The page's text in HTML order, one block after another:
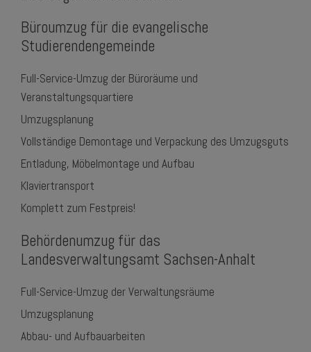
Büroumzug für die evangelische
Studierendengemeinde
Full-Service-Umzug der Büroräume und
Veranstaltungsquartiere
Umzugsplanung
Vollständige Demontage und Verpackung des Umzugsguts
Entladung, Möbelmontage und Aufbau
Klaviertransport
Komplett zum Festpreis!
Behördenumzug für das
Landesverwaltungsamt Sachsen-Anhalt
Full-Service-Umzug der Verwaltungsräume
Umzugsplanung
Abbau- und Aufbauarbeiten